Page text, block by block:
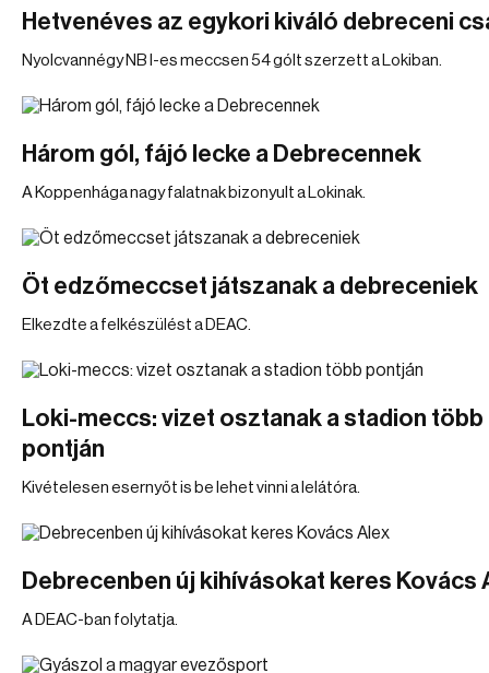
Hetvenéves az egykori kiváló debreceni
Nyolcvannégy NB I-es meccsen 54 gólt szerzett a Lokiban.
Három gól, fájó lecke a Debrecennek
A Koppenhága nagy falatnak bizonyult a Lokinak.
Öt edzőmeccset játszanak a debreceniek
Elkezdte a felkészülést a DEAC.
Loki-meccs: vizet osztanak a stadion több
pontján
Kivételesen esernyőt is be lehet vinni a lelátóra.
Debrecenben új kihívásokat keres Kovács
A DEAC-ban folytatja.